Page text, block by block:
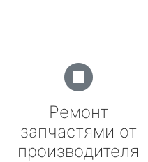
Ремонт
запчастями от
производителя